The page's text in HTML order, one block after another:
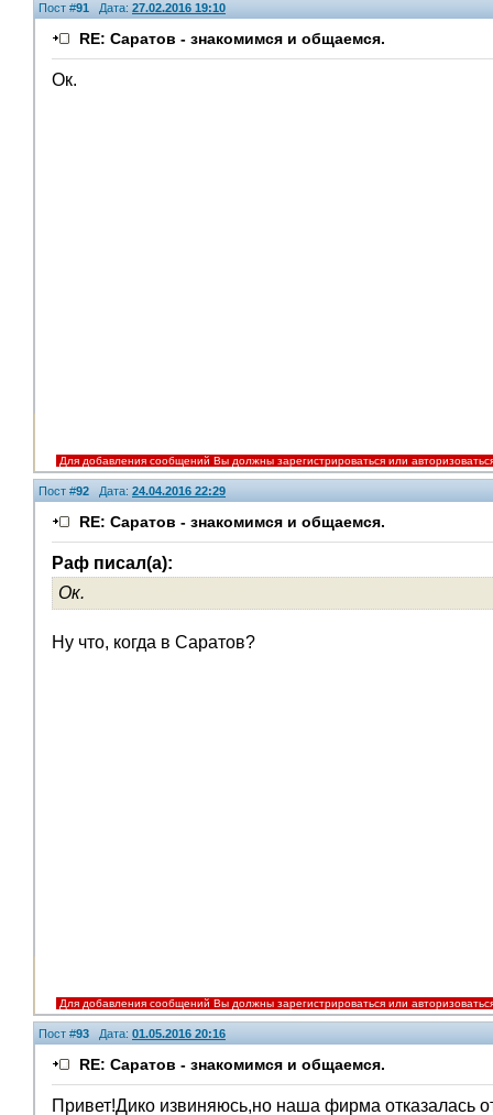
Пост #91 Дата: 27.02.2016 19:10
RE: Саратов - знакомимся и общаемся.
Ок.
Для добавления сообщений Вы должны зарегистрироваться или
Пост #92 Дата: 24.04.2016 22:29
RE: Саратов - знакомимся и общаемся.
Раф писал(а):
Ок.
Ну что, когда в Саратов?
Для добавления сообщений Вы должны зарегистрироваться или
Пост #93 Дата: 01.05.2016 20:16
RE: Саратов - знакомимся и общаемся.
Привет!Дико извиняюсь,но наша фирма отказалась